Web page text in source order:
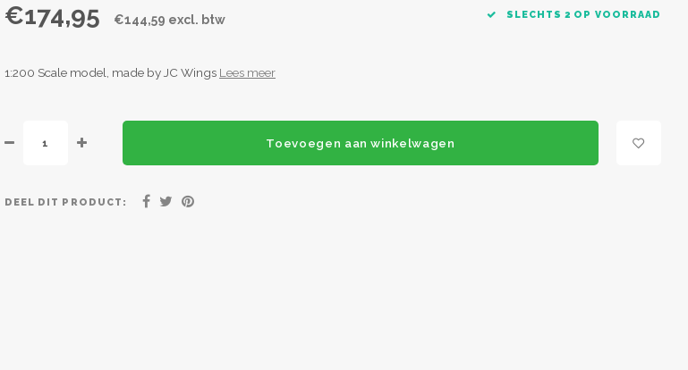
€174,95 €144,59 excl. btw SLECHTS 2 OP VOORRAAD
1:200 Scale model, made by JC Wings Lees meer
Toevoegen aan winkelwagen
DEEL DIT PRODUCT: